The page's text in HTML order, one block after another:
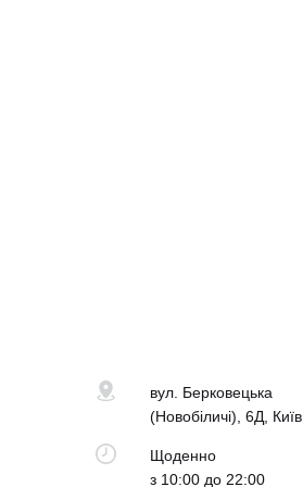
вул. Берковецька
(Новобіличі), 6Д, Київ
Щоденно
з 10:00 до 22:00